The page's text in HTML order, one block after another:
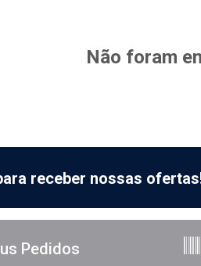
Não foram
receber nossas
Pedidos